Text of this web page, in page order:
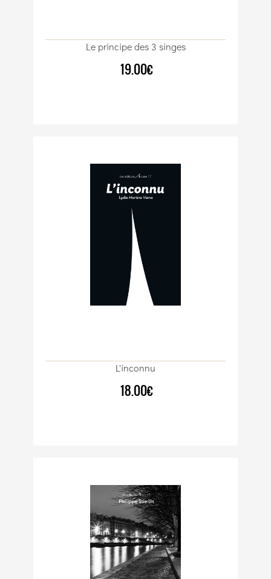
Le principe des 3 singes
19.00€
L'inconnu
18.00€